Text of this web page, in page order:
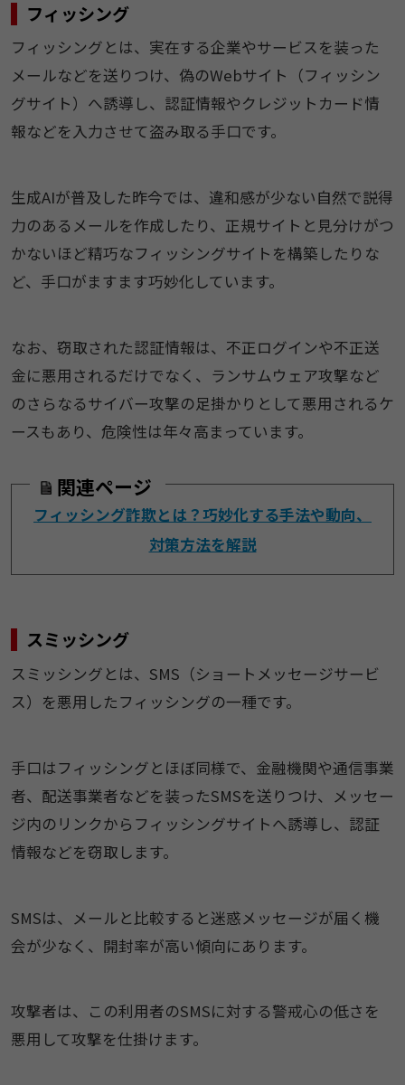
フィッシング
フィッシングとは、実在する企業やサービスを装った
メールなどを送りつけ、偽のWebサイト（フィッシン
グサイト）へ誘導し、認証情報やクレジットカード情
報などを入力させて盗み取る手口です。
生成AIが普及した昨今では、違和感が少ない自然で説得
力のあるメールを作成したり、正規サイトと見分けがつ
かないほど精巧なフィッシングサイトを構築したりな
ど、手口がますます巧妙化しています。
なお、窃取された認証情報は、不正ログインや不正送
金に悪用されるだけでなく、ランサムウェア攻撃など
のさらなるサイバー攻撃の足掛かりとして悪用されるケ
ースもあり、危険性は年々高まっています。
関連ページ
フィッシング詐欺とは？巧妙化する手法や動向、
対策方法を解説
スミッシング
スミッシングとは、SMS（ショートメッセージサービ
ス）を悪用したフィッシングの一種です。
手口はフィッシングとほぼ同様で、金融機関や通信事業
者、配送事業者などを装ったSMSを送りつけ、メッセー
ジ内のリンクからフィッシングサイトへ誘導し、認証
情報などを窃取します。
SMSは、メールと比較すると迷惑メッセージが届く機
会が少なく、開封率が高い傾向にあります。
攻撃者は、この利用者のSMSに対する警戒心の低さを
悪用して攻撃を仕掛けます。